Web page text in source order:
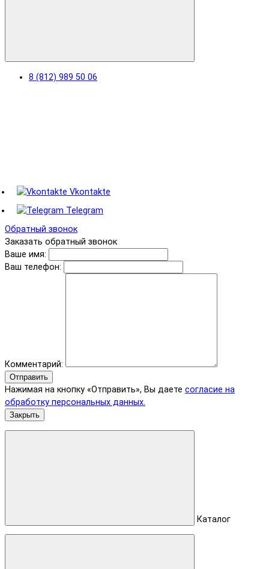
8 (812) 989 50 06
Vkontakte
Telegram
Обратный звонок
Заказать обратный звонок
Ваше имя:
Ваш телефон:
Комментарий:
Отправить
Нажимая на кнопку «Отправить», Вы даете согласие на
обработку персональных данных.
Закрыть
Каталог